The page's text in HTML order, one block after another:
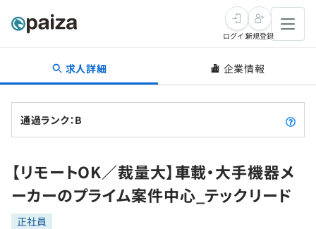
転職・キャリア
転職成功ガイド
転職エージェント
インタビュー
転職成功ガイド
新卒就活
求人検索
本選考
学習
ログイン新規登録
求人詳細 企業情報
通過ランク：B
【リモートOK／裁量大】車載・大手機器メ
ーカーのプライム案件中心_テックリード
正社員